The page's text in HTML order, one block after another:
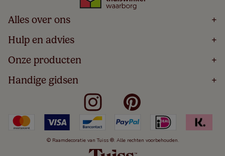
Alles over ons +
Home
Over
Bestellen
Winacties
Veelgestelde Vragen
Hulp en advies +
Volg Je Bestelling
Levering
5 Jaar Garantie
Algemene Voorwaarden
Kindveiligheid
Cookies
Herroepingsrecht
Onze producten +
Houten Jaloezieën
Rolgordijnen
Verticale Jaloezieën
Duo Rolgordijnen
Duo Plisségordijnen
Handige gidsen +
Meten Voor Raamdecoratie
Badkamer Raamdecoratie
Slaapkamer Raamdecoratie
Keuken Raamdecoratie
De Jaloezieën Gids
© Raamdecoratie van Tuiss ®. Alle rechten voorbehouden.